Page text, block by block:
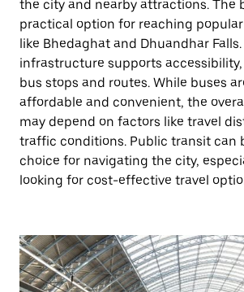
the city and nearby attractions. The
practical option for reaching
like Bhedaghat and Dhuandhar Falls.
infrastructure supports
bus stops and routes. While buses
affordable and convenient, the
may depend on factors like travel
traffic conditions. Public transit can
choice for navigating the city,
looking for cost-effective travel